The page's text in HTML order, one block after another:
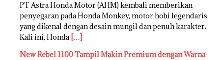
PT Astra Honda Motor (AHM) kembali memberikan
penyegaran pada Honda Monkey, motor hobi legendaris
yang dikenal dengan desain mungil dan penuh karakter.
Kali ini, Honda […]
New Rebel 1100 Tampil Makin Premium dengan Warna